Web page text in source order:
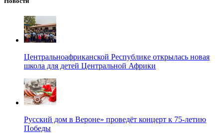
Центральноафриканской Республике открылась новая
школа для детей Центральной Африки
Русский дом в Вероне» проведёт концерт к 75-летию
Победы